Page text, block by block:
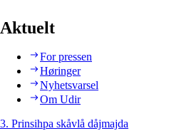
Aktuelt
For pressen
Høringer
Nyhetsvarsel
Om Udir
3. Prinsihpa skåvlå dåjmajda